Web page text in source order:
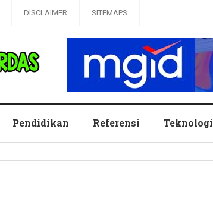
DISCLAIMER SITEMAPS
Pendidikan Referensi Teknologi